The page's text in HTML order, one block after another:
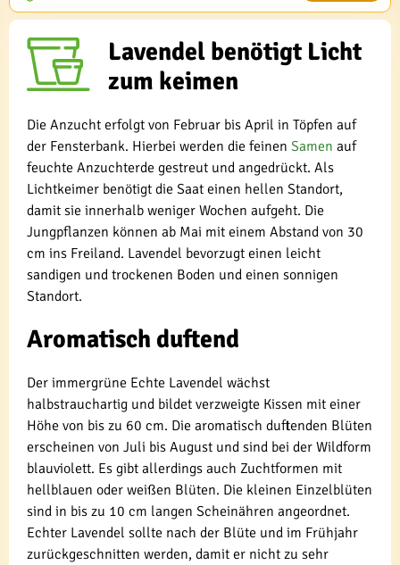
Lavendel benötigt Licht
zum keimen
Die Anzucht erfolgt von Februar bis April in Töpfen auf
der Fensterbank. Hierbei werden die feinen Samen auf
feuchte Anzuchterde gestreut und angedrückt. Als
Lichtkeimer benötigt die Saat einen hellen Standort,
damit sie innerhalb weniger Wochen aufgeht. Die
Jungpflanzen können ab Mai mit einem Abstand von 30
cm ins Freiland. Lavendel bevorzugt einen leicht
sandigen und trockenen Boden und einen sonnigen
Standort.
Aromatisch duftend
Der immergrüne Echte Lavendel wächst
halbstrauchartig und bildet verzweigte Kissen mit einer
Höhe von bis zu 60 cm. Die aromatisch duftenden Blüten
erscheinen von Juli bis August und sind bei der Wildform
blauviolett. Es gibt allerdings auch Zuchtformen mit
hellblauen oder weißen Blüten. Die kleinen Einzelblüten
sind in bis zu 10 cm langen Scheinähren angeordnet.
Echter Lavendel sollte nach der Blüte und im Frühjahr
zurückgeschnitten werden, damit er nicht zu sehr